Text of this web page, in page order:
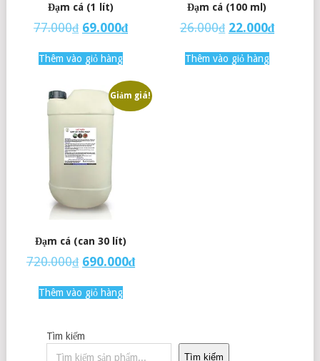
Đạm cá (1 lít)
77.000₫ 69.000₫
Thêm vào giỏ hàng
Đạm cá (100 ml)
26.000₫ 22.000₫
Thêm vào giỏ hàng
Giảm giá!
Đạm cá (can 30 lít)
720.000₫ 690.000₫
Thêm vào giỏ hàng
Tìm kiếm
Tìm kiếm